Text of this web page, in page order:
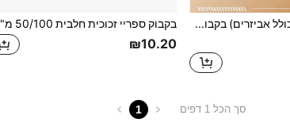
5 יחידות/סט (כולל אביזרים) בקבוקי גלגול לשמן אתרי 50 מ"ל, בקבוקי זכוכית ענבר למילוי חוזר לשמן קיק, בושם, שמן אתרי, בקבוקי גלגול ריקים מזכוכית חומה למילוי חוזר עם כדור גלגול מפלדת אל חלד, מוליך גלגול, משפך וטפטוף
₪10.20
סך הכל 1 דפים 1